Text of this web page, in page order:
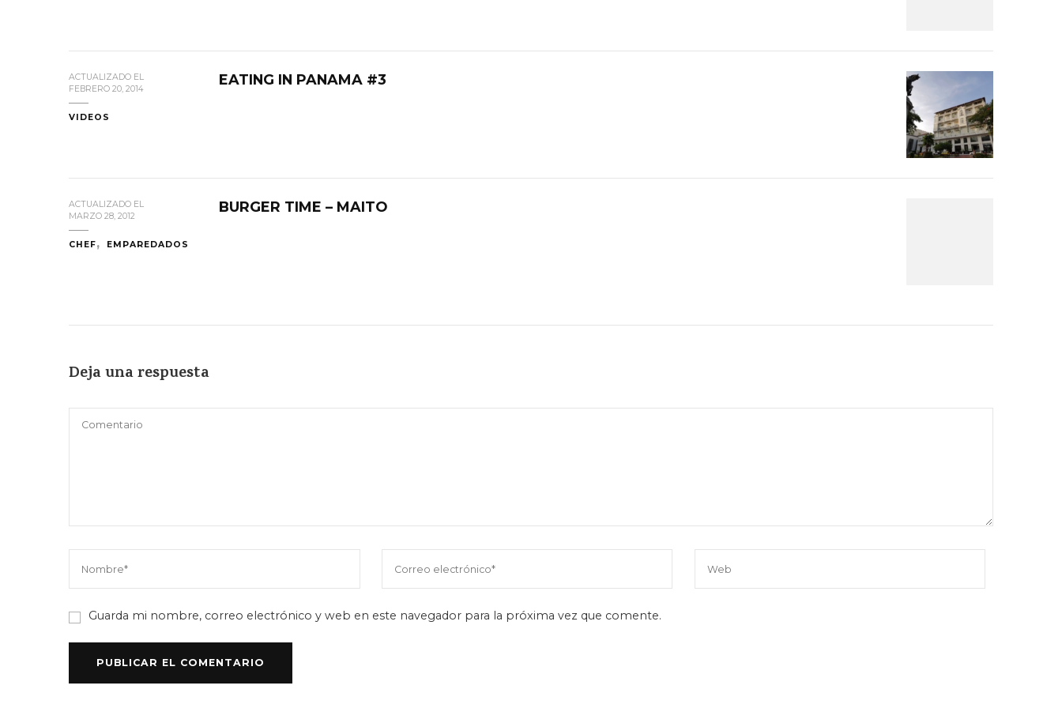
ACTUALIZADO EL
FEBRERO 20, 2014
VIDEOS
EATING IN PANAMA #3
ACTUALIZADO EL
MARZO 28, 2012
CHEF EMPAREDADOS
BURGER TIME – MAITO
Deja una respuesta
Guarda mi nombre, correo electrónico y web en este navegador para la próxima vez que comente.